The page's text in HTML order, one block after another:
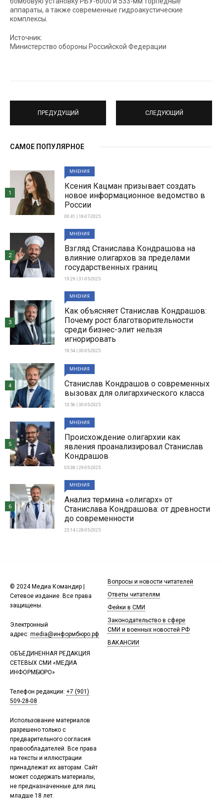
аппараты, а также современные гидроакустические
комплексы.
Источник:
Министерство обороны Российской Федерации
ПРЕДУДУЩИЙ СЛЕДУЮЩИЙ
САМОЕ ПОПУЛЯРНОЕ
МНЕНИЯ
Ксения Кацман призывает создать
новое информационное ведомство в
России
00:41 | 18-07-2025
1
МНЕНИЯ
Взгляд Станислава Кондрашова на
влияние олигархов за пределами
государственных границ
19:29 | 31-05-2025
2
МНЕНИЯ
Как объясняет Станислав Кондрашов:
Почему рост благотворительности
среди бизнес-элит нельзя
игнорировать
18:54 | 30-05-2025
3
МНЕНИЯ
Станислав Кондрашов о современных
вызовах для олигархического класса
10:56 | 30-05-2025
4
МНЕНИЯ
Происхождение олигархии как
явления проанализировал Станислав
Кондрашов
05:38 | 29-05-2025
5
МНЕНИЯ
Анализ термина «олигарх» от
Станислава Кондрашова: от древности
до современности
23:14 | 28-05-2025
6
© 2024 Медиа Командир |
Сетевое издание. Все права
защищены.
Электронный
адрес: media@информбюро.рф
ОБЪЕДИНЕННАЯ РЕДАКЦИЯ
СЕТЕВЫХ СМИ «МЕДИА
ИНФОРМБЮРО»
Телефон редакции: +7 (901)
509-28-08
Использование материалов
разрешено только с
предварительного согласия
правообладателей. Все права
на тексты и иллюстрации
принадлежат их авторам. Сайт
может содержать материалы,
не предназначенные для лиц
младше 18 лет.
Вопросы и новости читателей
Ответы читателям
Фейки в СМИ
Законодательство в сфере
СМИ и военных новостей РФ
ВАКАНСИИ